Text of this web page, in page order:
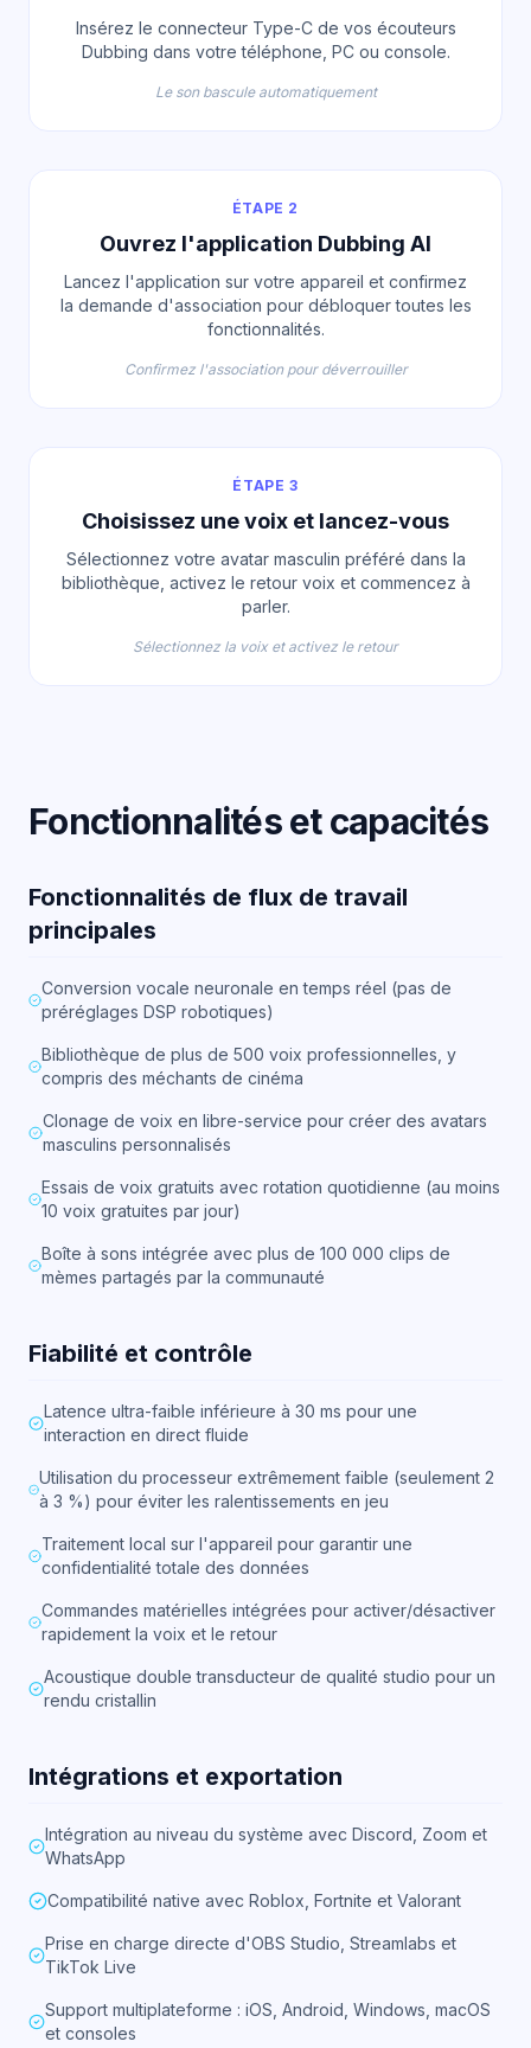
Insérez le connecteur Type-C de vos écouteurs
Dubbing dans votre téléphone, PC ou console.
Le son bascule automatiquement
ÉTAPE 2
Ouvrez l'application Dubbing AI
Lancez l'application sur votre appareil et confirmez
la demande d'association pour débloquer toutes les
fonctionnalités.
Confirmez l'association pour déverrouiller
ÉTAPE 3
Choisissez une voix et lancez-vous
Sélectionnez votre avatar masculin préféré dans la
bibliothèque, activez le retour voix et commencez à
parler.
Sélectionnez la voix et activez le retour
Fonctionnalités et capacités
Fonctionnalités de flux de travail
principales
Conversion vocale neuronale en temps réel (pas de
préréglages DSP robotiques)
Bibliothèque de plus de 500 voix professionnelles, y
compris des méchants de cinéma
Clonage de voix en libre-service pour créer des avatars
masculins personnalisés
Essais de voix gratuits avec rotation quotidienne (au moins
10 voix gratuites par jour)
Boîte à sons intégrée avec plus de 100 000 clips de
mèmes partagés par la communauté
Fiabilité et contrôle
Latence ultra-faible inférieure à 30 ms pour une
interaction en direct fluide
Utilisation du processeur extrêmement faible (seulement 2
à 3 %) pour éviter les ralentissements en jeu
Traitement local sur l'appareil pour garantir une
confidentialité totale des données
Commandes matérielles intégrées pour activer/désactiver
rapidement la voix et le retour
Acoustique double transducteur de qualité studio pour un
rendu cristallin
Intégrations et exportation
Intégration au niveau du système avec Discord, Zoom et
WhatsApp
Compatibilité native avec Roblox, Fortnite et Valorant
Prise en charge directe d'OBS Studio, Streamlabs et
TikTok Live
Support multiplateforme : iOS, Android, Windows, macOS
et consoles